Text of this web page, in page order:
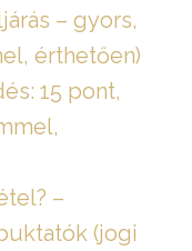
– gyors,
érthetően)
15 pont,
–
(jogi